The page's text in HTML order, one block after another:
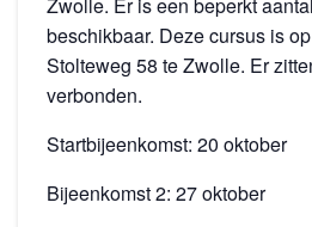
beschikbaar. Deze cursus is
Stolteweg 58 te Zwolle. Er
verbonden.
Startbijeenkomst: 20 oktober
Bijeenkomst 2: 27 oktober